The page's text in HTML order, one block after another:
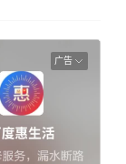
广告